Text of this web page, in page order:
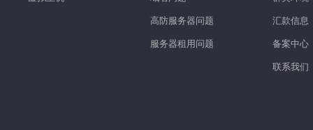
高防服务器问题
服务器租用问题
汇款信息
备案中心
联系我们